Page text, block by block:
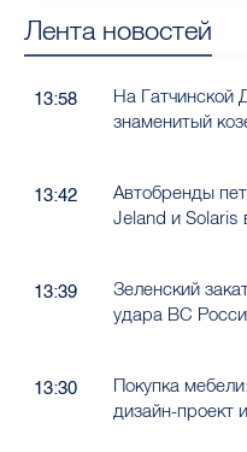
Лента новостей
13:58
На Гатчинской
знаменитый
13:42
Автобренды
Jeland и Solaris
13:39
Зеленский
удара ВС
13:30
Покупка
дизайн-проект